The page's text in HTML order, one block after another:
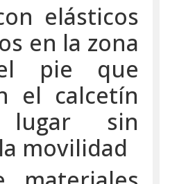
elásticos
en la zona
pie que
el calcetín
sin
movilidad